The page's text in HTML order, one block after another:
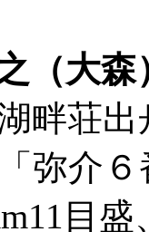
（大森
畔荘
弥介
目